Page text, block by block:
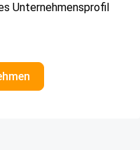
Unternehmensprofil